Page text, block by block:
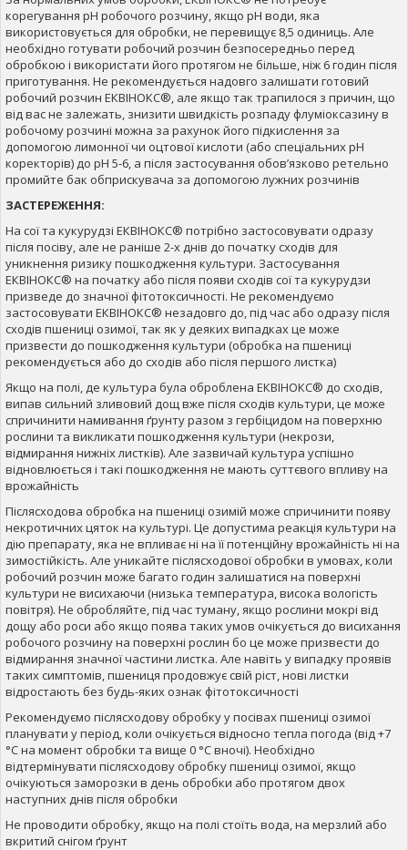
корегування рН робочого розчину, якщо рН води, яка
використовується для обробки, не перевищує 8,5 одиниць. Але
необхідно готувати робочий розчин безпосередньо перед
обробкою і використати його протягом не більше, ніж 6 годин після
приготування. Не рекомендується надовго залишати готовий
робочий розчин ЕКВІНОКС®, але якщо так трапилося з причин, що
від вас не залежать, знизити швидкість розпаду флуміоксазину в
робочому розчині можна за рахунок його підкислення за
допомогою лимонної чи оцтової кислоти (або спеціальних рН
коректорів) до рН 5-6, а після застосування обов’язково ретельно
промийте бак обприскувача за допомогою лужних розчинів
ЗАСТЕРЕЖЕННЯ:
На сої та кукурудзі ЕКВІНОКС® потрібно застосовувати одразу
після посіву, але не раніше 2-х днів до початку сходів для
уникнення ризику пошкодження культури. Застосування
ЕКВІНОКС® на початку або після появи сходів сої та кукурудзи
призведе до значної фітотоксичності. Не рекомендуємо
застосовувати ЕКВІНОКС® незадовго до, під час або одразу після
сходів пшениці озимої, так як у деяких випадках це може
призвести до пошкодження культури (обробка на пшениці
рекомендується або до сходів або після першого листка)
Якщо на полі, де культура була оброблена ЕКВІНОКС® до сходів,
випав сильний зливовий дощ вже після сходів культури, це може
спричинити намивання ґрунту разом з гербіцидом на поверхню
рослини та викликати пошкодження культури (некрози,
відмирання нижніх листків). Але зазвичай культура успішно
відновлюється і такі пошкодження не мають суттєвого впливу на
врожайність
Післясходова обробка на пшениці озимій може спричинити появу
некротичних цяток на культурі. Це допустима реакція культури на
дію препарату, яка не впливає ні на її потенційну врожайність ні на
зимостійкість. Але уникайте післясходової обробки в умовах, коли
робочий розчин може багато годин залишатися на поверхні
культури не висихаючи (низька температура, висока вологість
повітря). Не обробляйте, під час туману, якщо рослини мокрі від
дощу або роси або якщо поява таких умов очікується до висихання
робочого розчину на поверхні рослин бо це може призвести до
відмирання значної частини листка. Але навіть у випадку проявів
таких симптомів, пшениця продовжує свій ріст, нові листки
відростають без будь-яких ознак фітотоксичності
Рекомендуємо післясходову обробку у посівах пшениці озимої
планувати у період, коли очікується відносно тепла погода (від +7
°С на момент обробки та вище 0 °С вночі). Необхідно
відтермінувати післясходову обробку пшениці озимої, якщо
очікуються заморозки в день обробки або протягом двох
наступних днів після обробки
Не проводити обробку, якщо на полі стоїть вода, на мерзлий або
вкритий снігом ґрунт